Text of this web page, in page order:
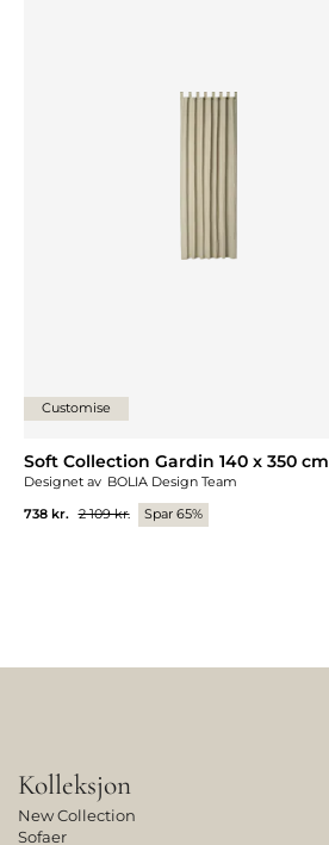
Customise
Soft Collection Gardin 140 x 350 cm
Designet av BOLIA Design Team
738 kr. 2 109 kr. Spar 65%
Kolleksjon
New Collection
Sofaer